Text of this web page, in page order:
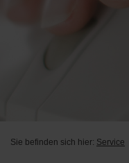
Sie befinden sich hier: Service